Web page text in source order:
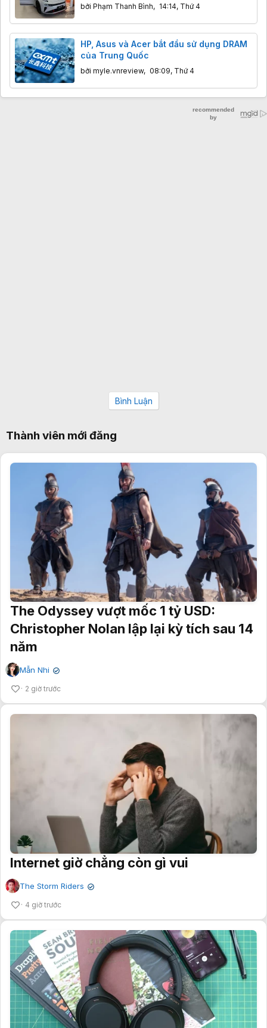
bởi Phạm Thanh Bình, 14:14, Thứ 4
HP, Asus và Acer bắt đầu sử dụng DRAM
của Trung Quốc
bởi myle.vnreview, 08:09, Thứ 4
Bình Luận
Thành viên mới đăng
The Odyssey vượt mốc 1 tỷ USD:
Christopher Nolan lập lại kỳ tích sau 14
năm
Mẫn Nhi ✔
2 giờ trước
Internet giờ chẳng còn gì vui
The Storm Riders ✔
4 giờ trước